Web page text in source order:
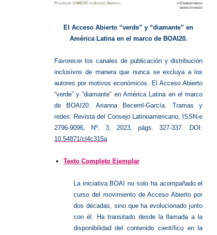
PostedbyUVADOC inAcceso Abierto ≈Comentarios
desactivadosen
El Acceso Abierto “verde” y “diamante” en
América Latina en el marco de BOAI20.
Favorecer los canales de publicación y distribución
inclusivos de manera que nunca se excluya a los
autores por motivos económicos. El Acceso Abierto
“verde” y “diamante” en América Latina en el marco
de BOAI20. Arianna Becerril-García. Tramas y
redes: Revista del Consejo Latinoamericano, ISSN-e
2796-9096, Nº. 3, 2023, págs. 327-337. DOI:
10.54871/cl4c315a
Texto Completo Ejemplar
La iniciativa BOAI no solo ha acompañado el
curso del movimiento de Acceso Abierto por
dos décadas, sino que ha evolucionado junto
con él. Ha transitado desde la llamada a la
disponibilidad del contenido científico en la